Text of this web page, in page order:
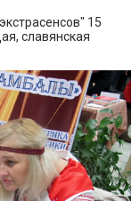
15
славянская